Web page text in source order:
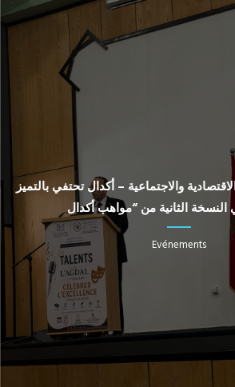
والاجتماعية – أكدال تحتفي بالتميز
Evénements